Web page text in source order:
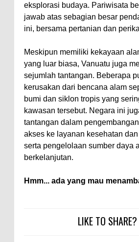
eksplorasi budaya. Pariwisata
jawab atas sebagian besar
ini, bersama pertanian dan
Meskipun memiliki kekayaan
yang luar biasa, Vanuatu juga
sejumlah tantangan. Beberapa
kerusakan dari bencana alam
bumi dan siklon tropis yang
kawasan tersebut. Negara ini
tantangan dalam
akses ke layanan kesehatan
serta pengelolaan sumber daya
berkelanjutan.
Hmm... ada yang mau
LIKE TO SHARE?